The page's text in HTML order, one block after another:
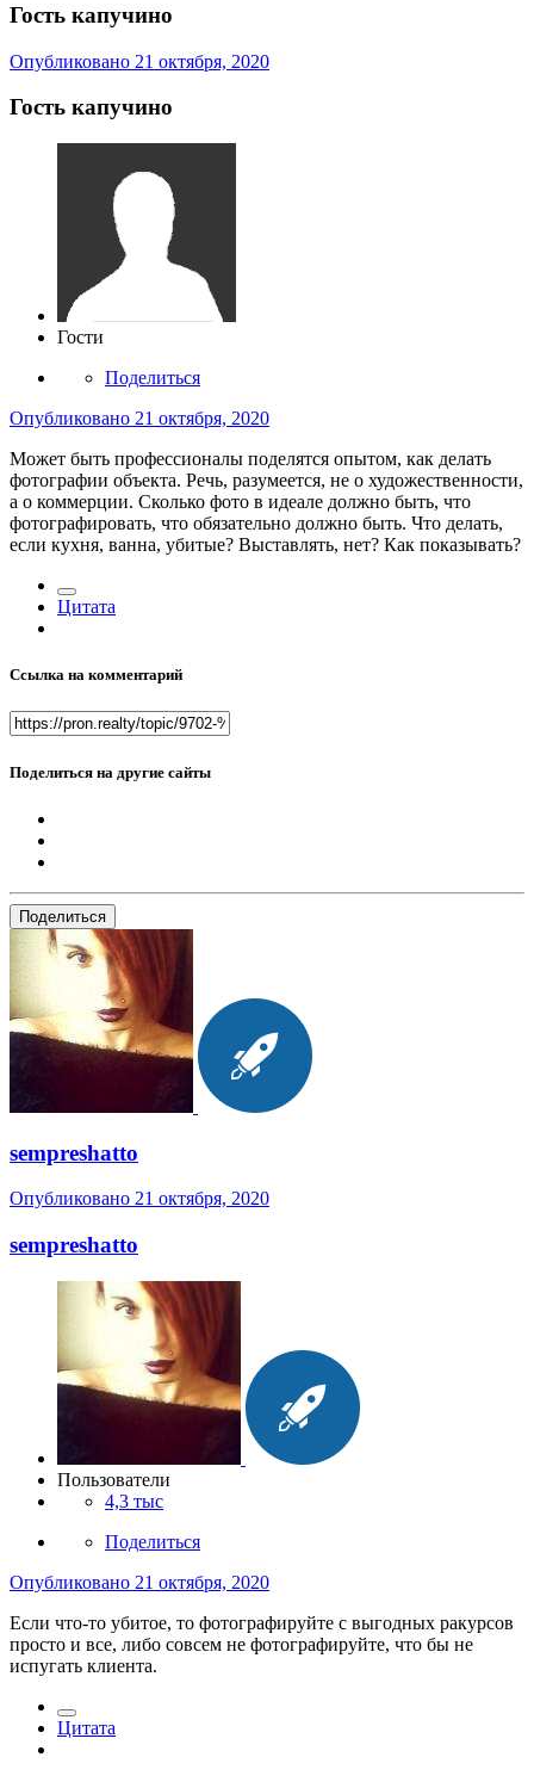
Гость капучино
Опубликовано 21 октября, 2020
Гость капучино
Гости
Поделиться
Опубликовано 21 октября, 2020
Может быть профессионалы поделятся опытом, как делать
фотографии объекта. Речь, разумеется, не о художественности,
а о коммерции. Сколько фото в идеале должно быть, что
фотографировать, что обязательно должно быть. Что делать,
если кухня, ванна, убитые? Выставлять, нет? Как показывать?
Цитата
Ссылка на комментарий
Поделиться на другие сайты
Поделиться
sempreshatto
Опубликовано 21 октября, 2020
sempreshatto
Пользователи
4,3 тыс
Поделиться
Опубликовано 21 октября, 2020
Если что-то убитое, то фотографируйте с выгодных ракурсов
просто и все, либо совсем не фотографируйте, что бы не
испугать клиента.
Цитата